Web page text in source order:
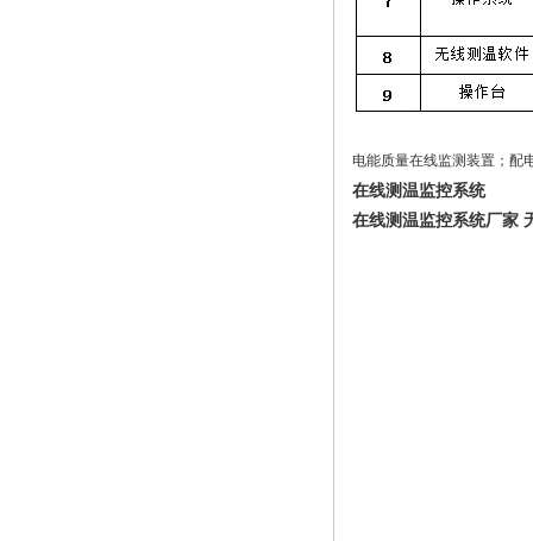
电能质量在线监测装置；配
在线测温监控系统
在线测温监控系统厂家